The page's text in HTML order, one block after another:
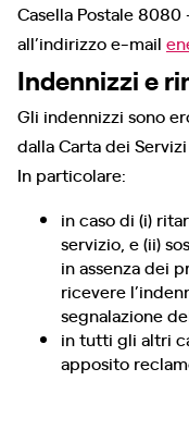
Casella Postale
all’indirizzo e-mail
Indennizzi e
Gli indennizzi sono
dalla Carta dei Servizi
In particolare:
in caso di (i)
servizio, e (ii)
in assenza dei
ricevere
segnalazione
in tutti gli altri
apposito